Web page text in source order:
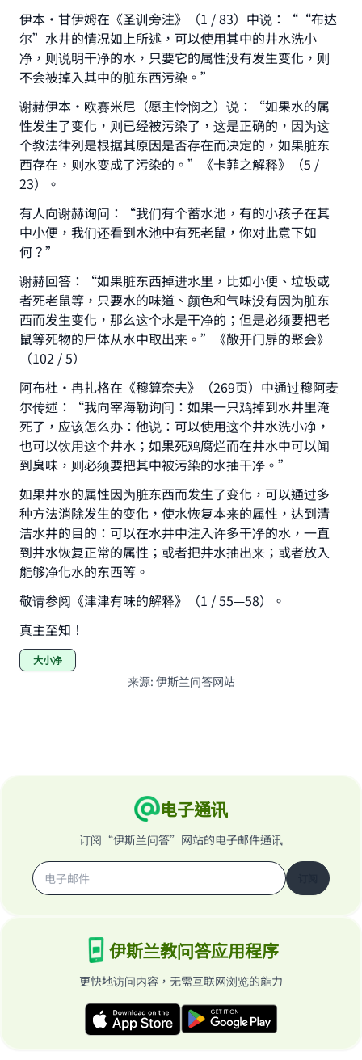
伊本·甘伊姆在《圣训旁注》（1 / 83）中说：““布达
尔”水井的情况如上所述，可以使用其中的井水洗小
净，则说明干净的水，只要它的属性没有发生变化，则
不会被掉入其中的脏东西污染。”
谢赫伊本·欧赛米尼（愿主怜悯之）说：“如果水的属
性发生了变化，则已经被污染了，这是正确的，因为这
个教法律列是根据其原因是否存在而决定的，如果脏东
西存在，则水变成了污染的。”《卡菲之解释》（5 /
23）。
有人向谢赫询问：“我们有个蓄水池，有的小孩子在其
中小便，我们还看到水池中有死老鼠，你对此意下如
何？”
谢赫回答：“如果脏东西掉进水里，比如小便、垃圾或
者死老鼠等，只要水的味道、颜色和气味没有因为脏东
西而发生变化，那么这个水是干净的；但是必须要把老
鼠等死物的尸体从水中取出来。”《敞开门扉的聚会》
（102 / 5）
阿布杜·冉扎格在《穆算奈夫》（269页）中通过穆阿麦
尔传述：“我向宰海勒询问：如果一只鸡掉到水井里淹
死了，应该怎么办：他说：可以使用这个井水洗小净，
也可以饮用这个井水；如果死鸡腐烂而在井水中可以闻
到臭味，则必须要把其中被污染的水抽干净。”
如果井水的属性因为脏东西而发生了变化，可以通过多
种方法消除发生的变化，使水恢复本来的属性，达到清
洁水井的目的：可以在水井中注入许多干净的水，一直
到井水恢复正常的属性；或者把井水抽出来；或者放入
能够净化水的东西等。
敬请参阅《津津有味的解释》（1 / 55—58）。
真主至知！
大小净
来源: 伊斯兰问答网站
电子通讯
订阅“伊斯兰问答”网站的电子邮件通讯
伊斯兰教问答应用程序
更快地访问内容，无需互联网浏览的能力
Make an impact on millions of lives
with your contribution today
The Prophet (ﷺ) said:
"A person who leads others to doing what is
good will earn the same reward as those who
(MUSLIM, 1893)